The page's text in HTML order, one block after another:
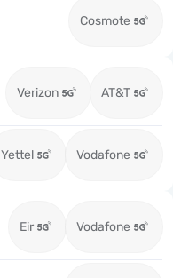
Cosmote
Verizon AT&T
Yettel Vodafone
Eir Vodafone